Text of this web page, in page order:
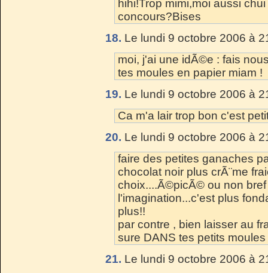
hihi!Trop mimi,moi aussi
concours?Bises
18. Le lundi 9 octobre 2006 à
moi, j'ai une idÃ©e : fais
tes moules en papier miam !
19. Le lundi 9 octobre 2006 à
Ca m'a lair trop bon c'est
20. Le lundi 9 octobre 2006 à
faire des petites ganaches
chocolat noir plus crÃ¨me
choix....Ã©picÃ© ou non
l'imagination...c'est plus
plus!!
par contre , bien laisser au
sure DANS tes petits
21. Le lundi 9 octobre 2006 à